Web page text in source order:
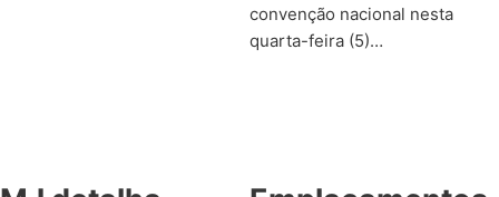
convenção nacional nesta
quarta-feira (5)…